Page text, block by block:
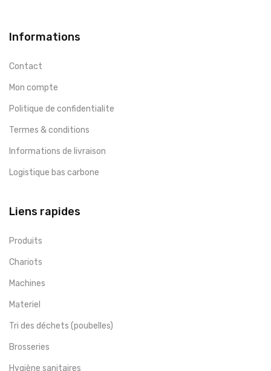
Informations
Contact
Mon compte
Politique de confidentialite
Termes & conditions
Informations de livraison
Logistique bas carbone
Liens rapides
Produits
Chariots
Machines
Materiel
Tri des déchets (poubelles)
Brosseries
Hygiène sanitaires